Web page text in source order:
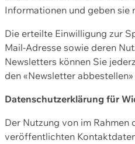
Informationen und geben sie
Die erteilte Einwilligung zur
Mail-Adresse sowie deren
Newsletters können Sie
den «Newsletter
Datenschutzerklärung für
Der Nutzung von im
veröffentlichten